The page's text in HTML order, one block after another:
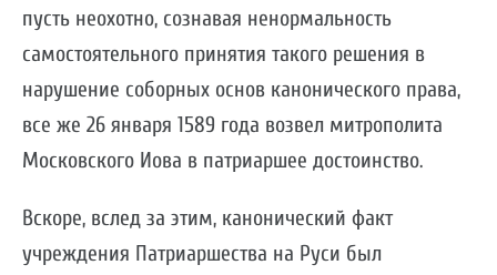
пусть неохотно, сознавая ненормальность
самостоятельного принятия такого решения в
нарушение соборных основ канонического права,
все же 26 января 1589 года возвел митрополита
Московского Иова в патриаршее достоинство.
Вскоре, вслед за этим, канонический факт
учреждения Патриаршества на Руси был